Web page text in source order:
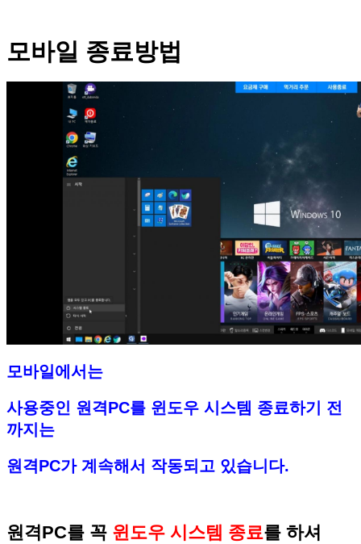
모바일 종료방법
모바일에서는
사용중인 원격PC를 윈도우 시스템 종료하기 전
까지는
원격PC가 계속해서 작동되고 있습니다.
원격PC를 꼭 윈도우 시스템 종료를 하셔